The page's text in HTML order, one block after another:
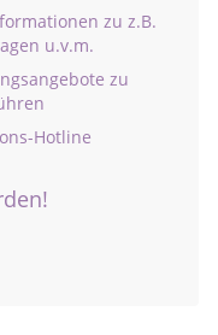
zu z.B.
u.v.m.
zu
Hotline